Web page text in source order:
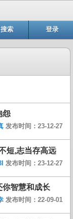
搜索 登录
怨
发布时间：23-12-27
短,志当存高远
发布时间：23-12-27
你智慧和成长
发布时间：22-09-01